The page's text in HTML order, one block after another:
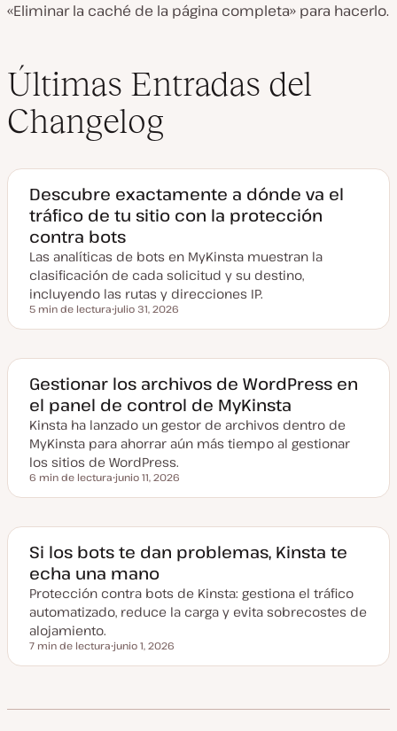
«Eliminar la caché de la página completa» para hacerlo.
Últimas Entradas del
Changelog
Descubre exactamente a dónde va el
tráfico de tu sitio con la protección
contra bots
Las analíticas de bots en MyKinsta muestran la
clasificación de cada solicitud y su destino,
incluyendo las rutas y direcciones IP.
Tiempo de lectura
5 min de lectura
e
h
a
c
t
u
a
i
z
a
d
julio 31, 2026
Gestionar los archivos de WordPress en
el panel de control de MyKinsta
Kinsta ha lanzado un gestor de archivos dentro de
MyKinsta para ahorrar aún más tiempo al gestionar
los sitios de WordPress.
Tiempo de lectura
6 min de lectura
e
h
a
c
t
u
a
i
a
d
junio 11, 2026
Si los bots te dan problemas, Kinsta te
echa una mano
Protección contra bots de Kinsta: gestiona el tráfico
automatizado, reduce la carga y evita sobrecostes de
alojamiento.
Tiempo de lectura
7 min de lectura
e
junio 1, 2026